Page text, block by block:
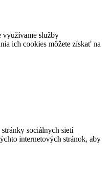
využívame služby
ich cookies môžete získať na
sociálnych sietí
internetových stránok, aby